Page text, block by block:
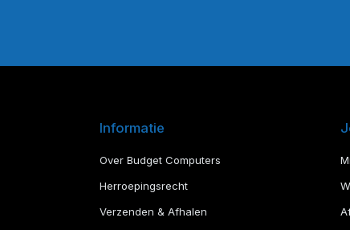
Informatie
Over Budget Computers
Herroepingsrecht
Verzenden & Afhalen